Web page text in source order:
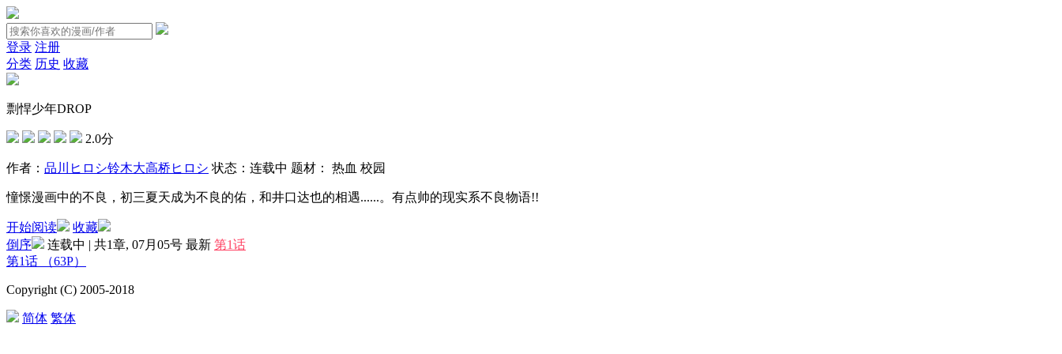
登录 注册
分类 历史 收藏
剽悍少年DROP
2.0分
作者： 品川ヒロシ铃木大高桥ヒロシ 状态： 连载中 题材： 热血 校园
憧憬漫画中的不良，初三夏天成为不良的佑，和井口达也的相遇......。有点帅的现实系不良物语!!
开始阅读
收藏
倒序
连载中 | 共1章, 07月05号 最新 第1话
第1话
（63P）
Copyright (C) 2005-2018
简体 繁体